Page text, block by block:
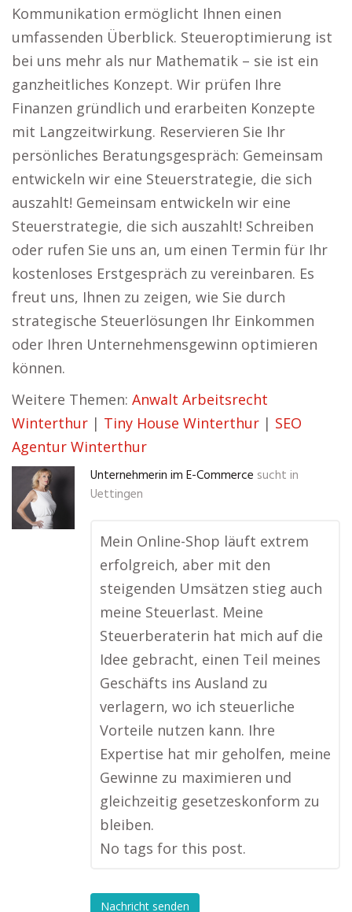
Kommunikation ermöglicht Ihnen einen
umfassenden Überblick. Steueroptimierung ist
bei uns mehr als nur Mathematik – sie ist ein
ganzheitliches Konzept. Wir prüfen Ihre
Finanzen gründlich und erarbeiten Konzepte
mit Langzeitwirkung. Reservieren Sie Ihr
persönliches Beratungsgespräch: Gemeinsam
entwickeln wir eine Steuerstrategie, die sich
auszahlt! Gemeinsam entwickeln wir eine
Steuerstrategie, die sich auszahlt! Schreiben
oder rufen Sie uns an, um einen Termin für Ihr
kostenloses Erstgespräch zu vereinbaren. Es
freut uns, Ihnen zu zeigen, wie Sie durch
strategische Steuerlösungen Ihr Einkommen
oder Ihren Unternehmensgewinn optimieren
können.
Weitere Themen: Anwalt Arbeitsrecht
Winterthur | Tiny House Winterthur | SEO
Agentur Winterthur
Unternehmerin im E-Commerce sucht in
Uettingen
Mein Online-Shop läuft extrem
erfolgreich, aber mit den
steigenden Umsätzen stieg auch
meine Steuerlast. Meine
Steuerberaterin hat mich auf die
Idee gebracht, einen Teil meines
Geschäfts ins Ausland zu
verlagern, wo ich steuerliche
Vorteile nutzen kann. Ihre
Expertise hat mir geholfen, meine
Gewinne zu maximieren und
gleichzeitig gesetzeskonform zu
bleiben.
No tags for this post.
Nachricht senden